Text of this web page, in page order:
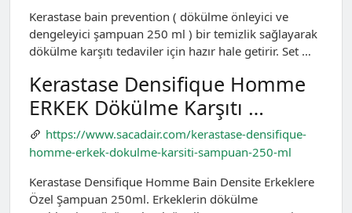
Kerastase bain prevention ( dökülme önleyici ve
dengeleyici şampuan 250 ml ) bir temizlik sağlayarak
dökülme karşıtı tedaviler için hazır hale getirir. Set …
Kerastase Densifique Homme
ERKEK Dökülme Karşıtı …
https://www.sacadair.com/kerastase-densifique-
homme-erkek-dokulme-karsiti-sampuan-250-ml
Kerastase Densifique Homme Bain Densite Erkeklere
Özel Şampuan 250ml. Erkeklerin dökülme